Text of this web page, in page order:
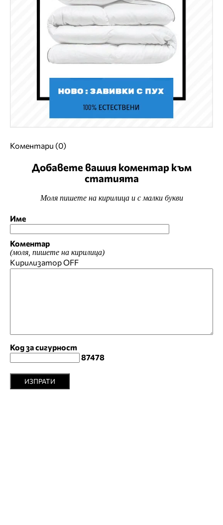
Коментари (0)
Добавете вашия коментар към
статията
Моля пишете на кирилица и с малки букви
Име
Коментар
(моля, пишете на кирилица)
КирилизаторOFF
Код за сигурност
87478
ИЗПРАТИ